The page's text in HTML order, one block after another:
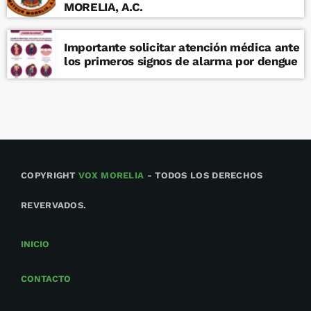
MORELIA, A.C.
Importante solicitar atención médica ante
los primeros signos de alarma por dengue
COPYRIGHTVOX MORELIA - TODOS LOS DERECHOS
REVERVADOS.
INICIO
CONTACTO